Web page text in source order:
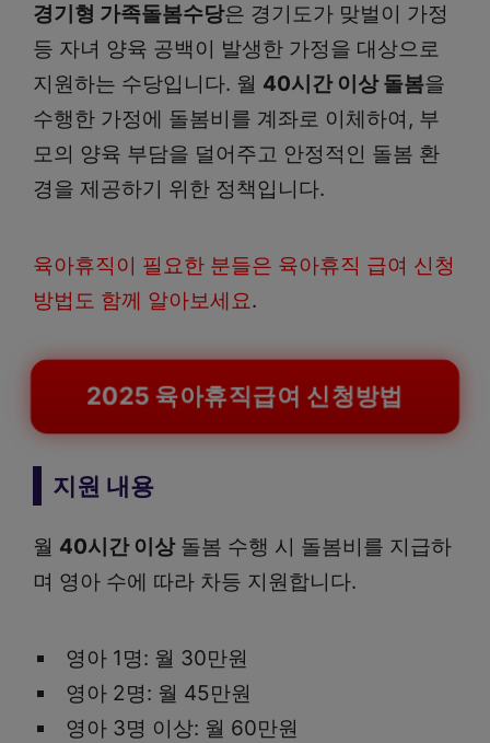
경기형 가족돌봄수당은 경기도가 맞벌이 가정
등 자녀 양육 공백이 발생한 가정을 대상으로
지원하는 수당입니다. 월 40시간 이상 돌봄을
수행한 가정에 돌봄비를 계좌로 이체하여, 부
모의 양육 부담을 덜어주고 안정적인 돌봄 환
경을 제공하기 위한 정책입니다.
육아휴직이 필요한 분들은 육아휴직 급여 신청
방법도 함께 알아보세요.
2025 육아휴직급여 신청방법
지원 내용
월 40시간 이상돌봄 수행 시 돌봄비를 지급하
며 영아 수에 따라 차등 지원합니다.
영아 1명: 월 30만원
영아 2명: 월 45만원
영아 3명 이상: 월 60만원